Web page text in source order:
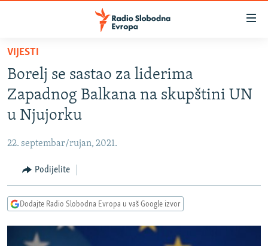
Pređite
glavni
sadržaj
Pređite
na
glavnu
navigaciju
Pređite
na
pretragu
VIJESTI
BOSNA I HERCEGOVINA
SRBIJA
KOSOVO
CRNA GORA
VIZUELNO
INFOGRAFIKE
RAT U UKRAJINI
KINA NA BALKANU
VIJESTI
Borelj se sastao za liderima
Zapadnog Balkana na skupštini UN
u Njujorku
22. septembar/rujan, 2021.
Podijelite
Dodajte Radio Slobodna Evropa u vaš Google izvor